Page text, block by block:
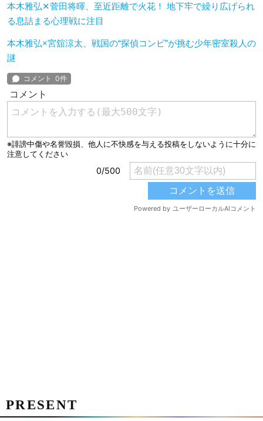
本木雅弘✕菅田将暉、至近距離で火花！ 地下牢で繰り広げられ
る息詰まる心理戦に注目
本木雅弘×宮舘涼太、戦国の“探偵コンビ”が挑む少年密室殺人の
謎
PRESENT